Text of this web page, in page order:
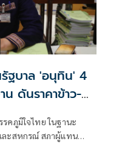
ฐบาล 'อนุทิน' 4
ดันราคาข้าว-
โลก
ภูมิใจไทย ในฐานะ
ละสหกรณ์ สภาผู้แทน